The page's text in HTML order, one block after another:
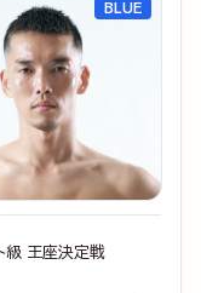
級 王座決定戦
BLUE